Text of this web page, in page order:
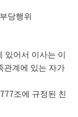
당행위
있어서 이사는 이
관계에 있는 자가
777조에 규정된 친